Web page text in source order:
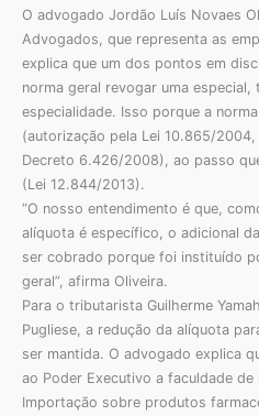
O advogado Jordão Luís Novaes
Advogados, que representa as
explica que um dos pontos em
norma geral revogar uma
especialidade. Isso porque a
(autorização pela Lei 10.865/
Decreto 6.426/2008), ao passo
(Lei 12.844/2013).
“O nosso entendimento é que,
alíquota é específico, o adicional
ser cobrado porque foi instituído
geral”, afirma Oliveira.
Para o tributarista Guilherme
Pugliese, a redução da alíquota
ser mantida. O advogado explica
ao Poder Executivo a faculdade
Importação sobre produtos